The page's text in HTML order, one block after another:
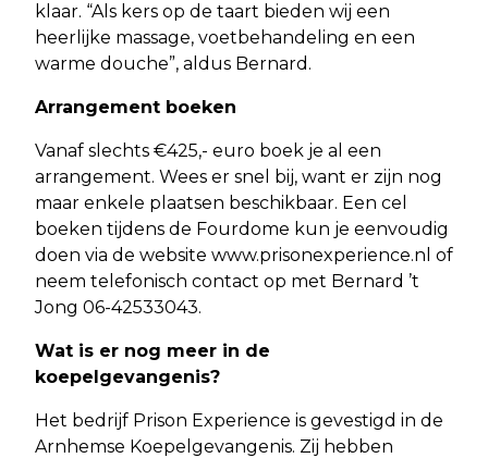
klaar. “Als kers op de taart bieden wij een
heerlijke massage, voetbehandeling en een
warme douche”, aldus Bernard.
Arrangement boeken
Vanaf slechts €425,- euro boek je al een
arrangement. Wees er snel bij, want er zijn nog
maar enkele plaatsen beschikbaar. Een cel
boeken tijdens de Fourdome kun je eenvoudig
doen via de website www.prisonexperience.nl of
neem telefonisch contact op met Bernard ’t
Jong 06-42533043.
Wat is er nog meer in de
koepelgevangenis?
Het bedrijf Prison Experience is gevestigd in de
Arnhemse Koepelgevangenis. Zij hebben